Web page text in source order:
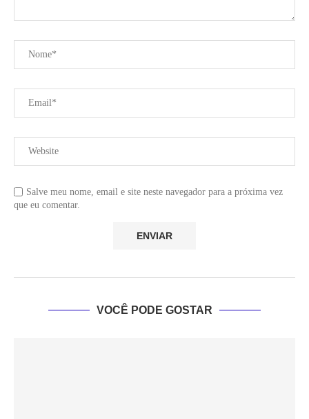
Salve meu nome, email e site neste navegador para a próxima vez
que eu comentar.
VOCÊ PODE GOSTAR